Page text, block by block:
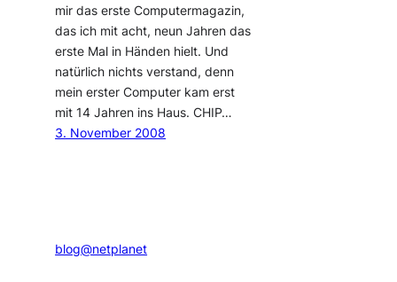
mir das erste Computermagazin,
das ich mit acht, neun Jahren das
erste Mal in Händen hielt. Und
natürlich nichts verstand, denn
mein erster Computer kam erst
mit 14 Jahren ins Haus. CHIP…
3. November 2008
blog@netplanet